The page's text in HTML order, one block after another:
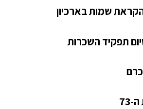
שמות בארכיון
תפקיד השכרות
73